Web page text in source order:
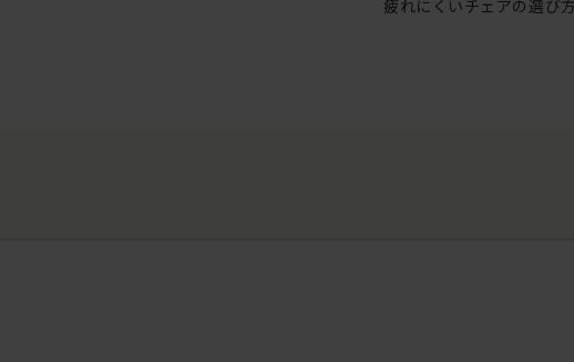
疲れにくいチェアの選び方